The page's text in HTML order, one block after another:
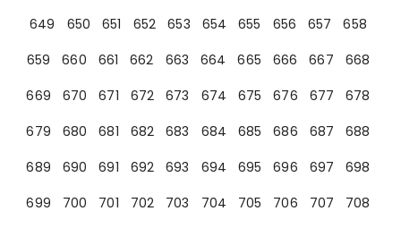
649
650 651 652 653 654 655 656 657
658
659
660 661 662 663 664 665 666 667
668
669
670 671 672 673 674 675 676 677
678
679
680 681 682 683 684 685 686 687
688
689
690 691 692 693 694 695 696 697
698
699
700 701 702 703 704 705 706 707
708